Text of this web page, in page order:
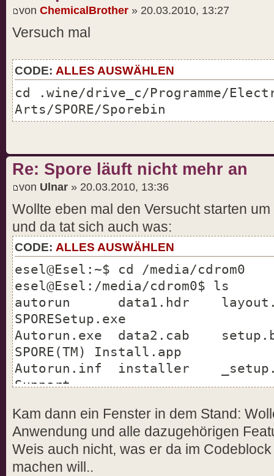
von ChemicalBrother » 20.03.2010, 13:27
Versuch mal
CODE: ALLES AUSWÄHLEN
cd .wine/drive_c/Programme/
Arts/SPORE/Sporebin
Re: Spore läuft nicht mehr an
von Ulnar » 20.03.2010, 13:36
Wollte eben mal den Versucht starten
und da tat sich auch was:
CODE: ALLES AUSWÄHLEN
esel@Esel:~$ cd /media/cdrom0
esel@Esel:/media/cdrom0$ ls
autorun data1.hdr
SPORESetup.exe
Autorun.exe data2.cab
SPORE(TM) Install.app
Autorun.inf installer
Support
esel@Esel:/media/cdrom0$ wine
esel@Esel:/media/cdrom0$ wine
esel@Esel:/media/cdrom0$ wine
fixme:mixer:ALSA_MixerInit No
Kam dann ein Fenster in dem Stand:
Anwendung und alle dazugehörigen
Weis auch nicht, was er da im
machen will..